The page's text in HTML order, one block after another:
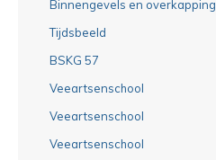
Binnengevels en overkapping
Tijdsbeeld
BSKG 57
Veeartsenschool
Veeartsenschool
Veeartsenschool